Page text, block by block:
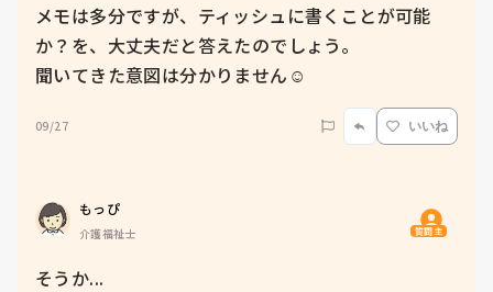
メモは多分ですが、ティッシュに書くことが可能
か？を、大丈夫だと答えたのでしょう。
聞いてきた意図は分かりません☺️
09/27 いいね
もっぴ
介護福祉士 質問主
そうか...